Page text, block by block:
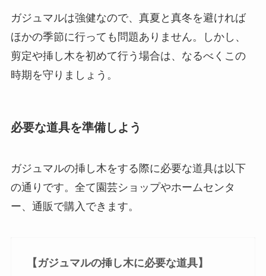
ガジュマルは強健なので、真夏と真冬を避ければ
ほかの季節に行っても問題ありません。しかし、
剪定や挿し木を初めて行う場合は、なるべくこの
時期を守りましょう。
必要な道具を準備しよう
ガジュマルの挿し木をする際に必要な道具は以下
の通りです。全て園芸ショップやホームセンタ
ー、通販で購入できます。
【ガジュマルの挿し木に必要な道具】